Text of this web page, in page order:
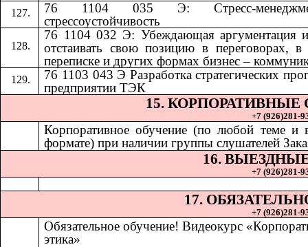
76 1104 035 Э: Стресс-
стрессоустойчивость
76 1104 032 Э: Убеждающая аргументация
отстаивать свою позицию в переговорах, в
переписке и других формах бизнес –
76 1103 043 Э Разработка стратегических
предприятии ТЭК
15.
+7 (926)281-
Корпоративное обучение (по любой теме и
формате) при наличии группы слушателей
16.
+7 (926)281-
17.
+7 (926)281-
Обязательное обучение! Видеокурс
этика»